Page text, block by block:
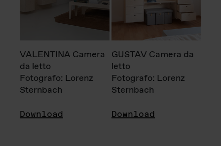
VALENTINA Camera
da letto
Fotografo: Lorenz
Sternbach
Download
GUSTAV Camera da
letto
Fotografo: Lorenz
Sternbach
Download